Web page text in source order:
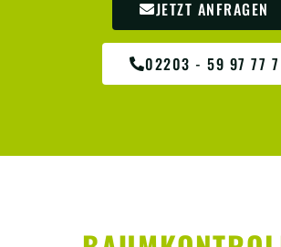
JETZT ANFRAGEN
02203 - 59 97 77 7